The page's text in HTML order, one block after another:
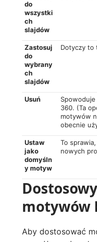
do
wszystki
ch
slajdów
Zastosuj
do
wybrany
ch
slajdów
Dotyczy to
Usuń
360. (Ta
motywów
obecnie
Ustaw
jako
domyśln
y motyw
To
nowych
motywów
Aby dostosować